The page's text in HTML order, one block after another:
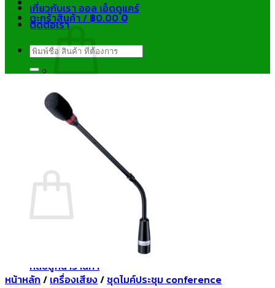
ตะกร้าสินค้า /฿0.000
ไม่มีสินค้าในตะกร้า
กลับสู่หน้าร้านค้า
กลับสู่หน้าร้านค้า
เกี่ยวกับเรา ออล เอ็ดดูแคร์
ติดต่อเรา
ค้นหา:
หน้าหลัก / เครื่องเสียง/ชุดไมค์ประชุม conference